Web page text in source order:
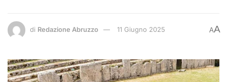
di Redazione Abruzzo 11 Giugno 2025 AA